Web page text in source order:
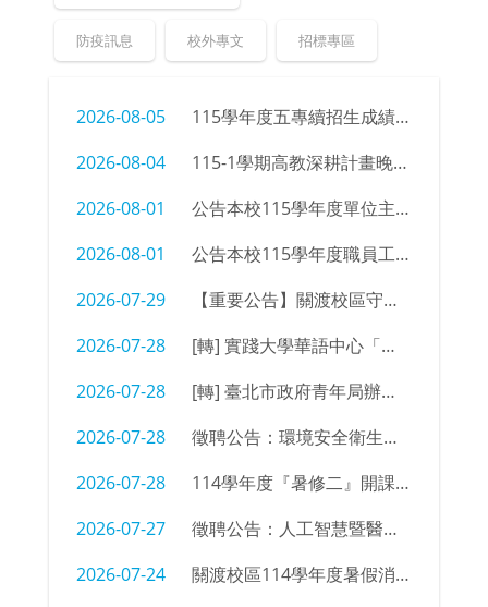
防疫訊息 校外專文 招標專區
2026-08-05
115學年度五專續招生成績、榜單公告暨錄取新生報到注意事項
2026-08-04
115-1學期高教深耕計畫晚自習同學參加意願調查
2026-08-01
公告本校115學年度單位主管及行政支援名單
2026-08-01
公告本校115學年度職員工職務異動
2026-07-29
【重要公告】關渡校區守衛室拆除及物品限期清空通知
2026-07-28
[轉] 實踐大學華語中心「菁英語伴計畫」招募海報
2026-07-28
[轉] 臺北市政府青年局辦理「2026臺北青年外交學堂」簡章及海報
2026-07-28
徵聘公告：環境安全衛生組 辦事員/技佐
2026-07-28
114學年度『暑修二』開課㇐覽表
2026-07-27
徵聘公告：人工智慧暨醫療應用科 編制外專任教師
2026-07-24
關渡校區114學年度暑假消防設備測試時間